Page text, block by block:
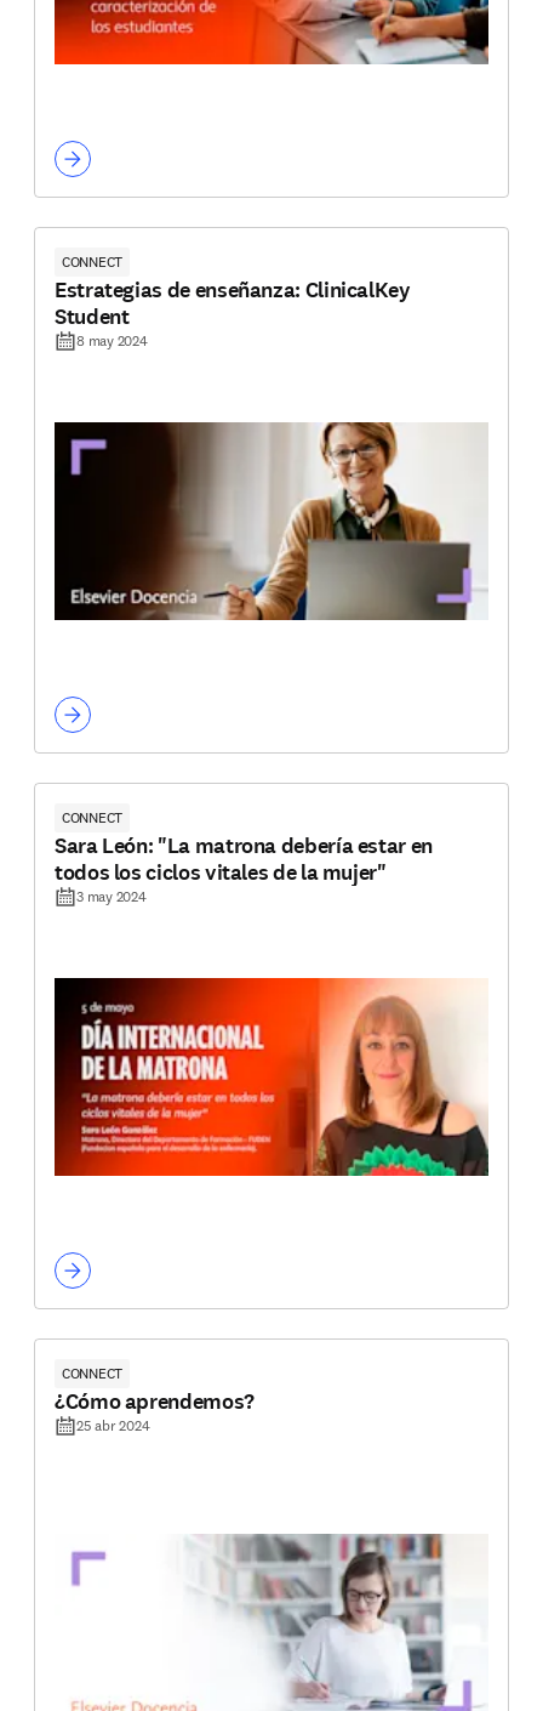
CONNECT
Estrategias de enseñanza: ClinicalKey
Student
8 may 2024
CONNECT
Sara León: "La matrona debería estar en
todos los ciclos vitales de la mujer"
3 may 2024
CONNECT
¿Cómo aprendemos?
25 abr 2024